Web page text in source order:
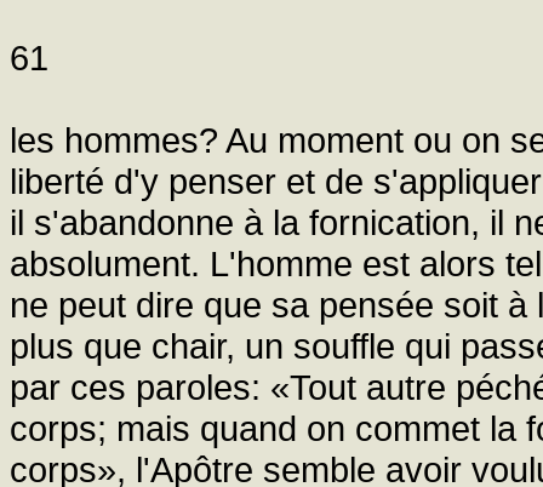
61
les hommes? Au moment ou on
liberté d'y penser et de
il s'abandonne à la fornication, il
absolument. L'homme est alors
ne peut dire que sa pensée soit
plus que chair, un souffle qui
par ces paroles: «Tout autre
corps; mais quand on commet la
corps», l'Apôtre semble avoir